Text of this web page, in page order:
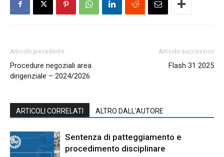
Articolo precedente
Procedure negoziali area
dirigenziale – 2024/2026
Articolo successivo
Flash 31 2025
ARTICOLI CORRELATI ALTRO DALL'AUTORE
Sentenza di patteggiamento e
procedimento disciplinare